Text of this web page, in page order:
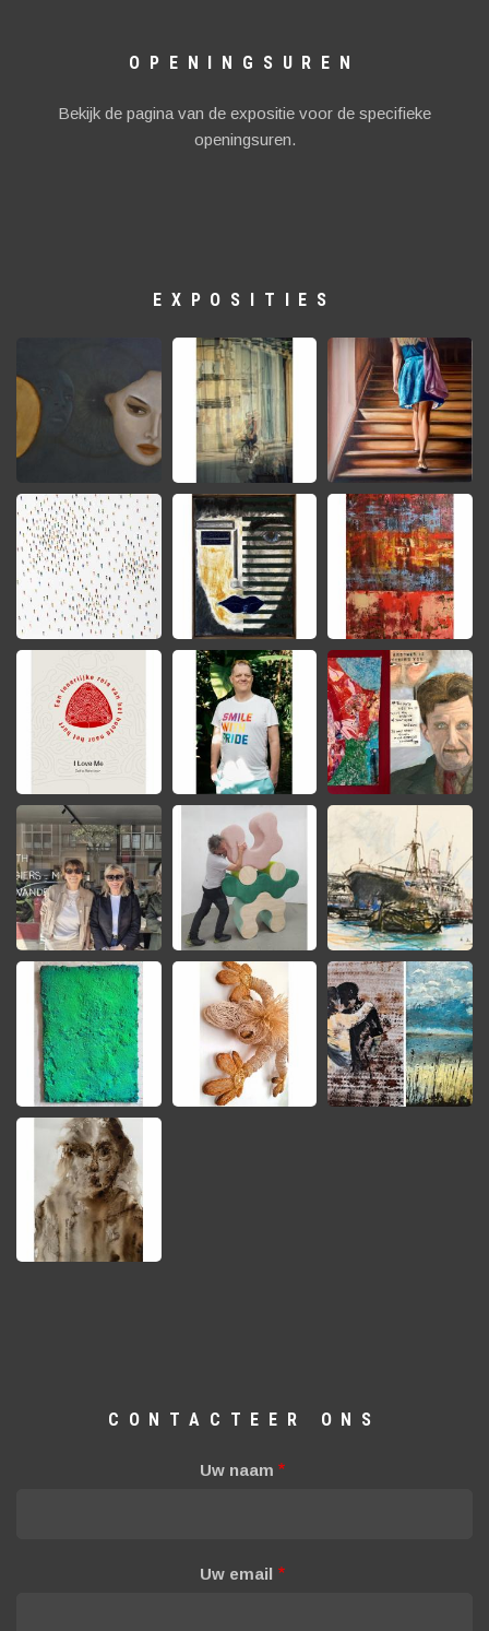
OPENINGSUREN
Bekijk de pagina van de expositie voor de specifieke
openingsuren.
EXPOSITIES
CONTACTEER ONS
Uw naam
Uw email